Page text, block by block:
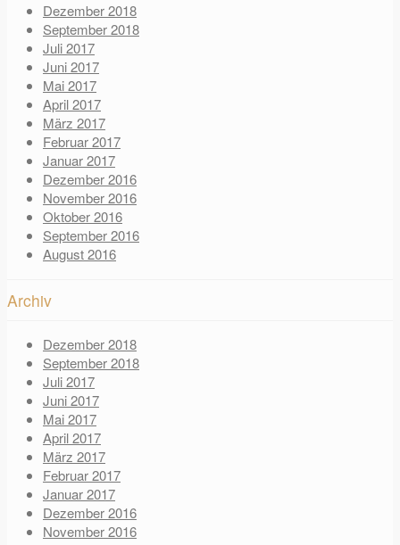
Dezember 2018
September 2018
Juli 2017
Juni 2017
Mai 2017
April 2017
März 2017
Februar 2017
Januar 2017
Dezember 2016
November 2016
Oktober 2016
September 2016
August 2016
Archiv
Dezember 2018
September 2018
Juli 2017
Juni 2017
Mai 2017
April 2017
März 2017
Februar 2017
Januar 2017
Dezember 2016
November 2016